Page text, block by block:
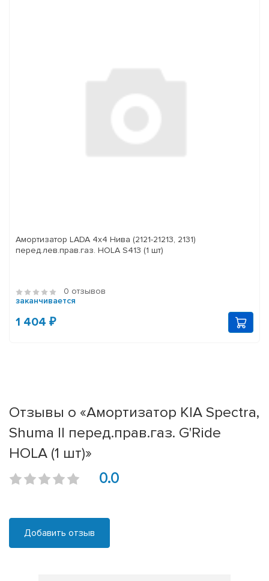
Амортизатор LADA 4x4 Нива (2121-21213, 2131)
перед.лев.прав.газ. HOLA S413 (1 шт)
0 отзывов
заканчивается
1 404 ₽
Отзывы о «Амортизатор KIA Spectra,
Shuma II перед.прав.газ. G'Ride
HOLA (1 шт)»
0.0
Добавить отзыв